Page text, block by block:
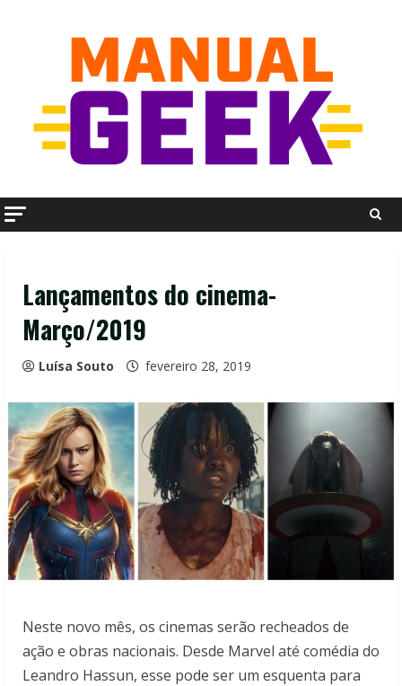
Lançamentos do cinema-
Março/2019
Luísa Souto fevereiro 28, 2019
Neste novo mês, os cinemas serão recheados de
ação e obras nacionais. Desde Marvel até comédia do
Leandro Hassun, esse pode ser um esquenta para